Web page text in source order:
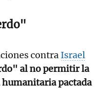
contra Israel
al no permitir la
pactada